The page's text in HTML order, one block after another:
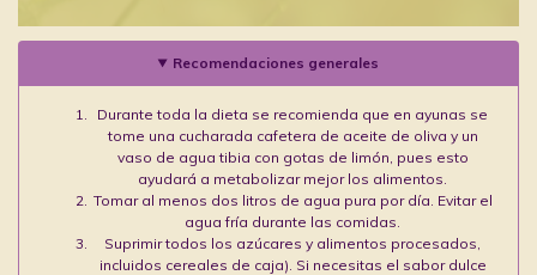
Recomendaciones generales
Durante toda la dieta se recomienda que en ayunas se
tome una cucharada cafetera de aceite de oliva y un
vaso de agua tibia con gotas de limón, pues esto
ayudará a metabolizar mejor los alimentos.
Tomar al menos dos litros de agua pura por día. Evitar el
agua fría durante las comidas.
Suprimir todos los azúcares y alimentos procesados,
incluidos cereales de caja). Si necesitas el sabor dulce